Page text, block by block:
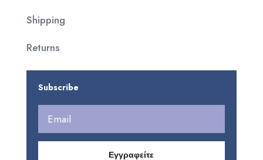
Shipping
Returns
Subscribe
Εγγραφείτε